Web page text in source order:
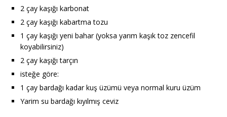
2 çay kaşığı karbonat
2 çay kaşığı kabartma tozu
1 çay kaşığı yeni bahar (yoksa yarım kaşık toz zencefil
koyabilirsiniz)
2 çay kaşığı tarçın
isteğe göre:
1 çay bardağı kadar kuş üzümü veya normal kuru üzüm
Yarim su bardağı kıyılmış ceviz